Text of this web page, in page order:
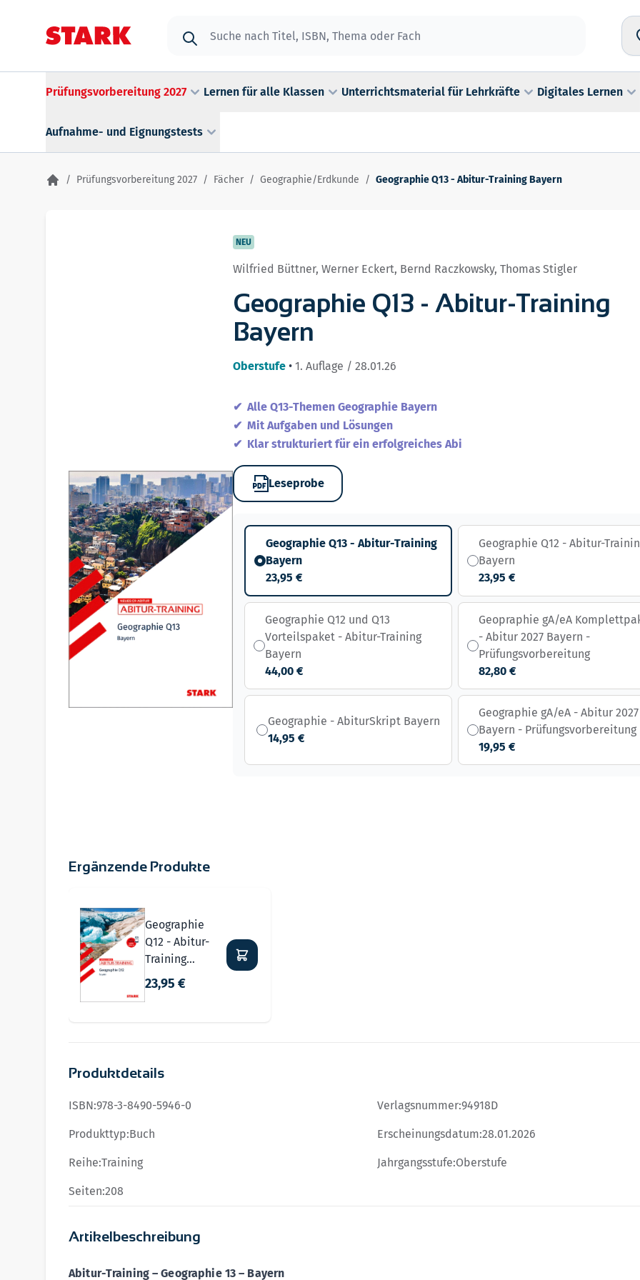
Prüfungsvorbereitung 2027 Lernen für alle Klassen Unterrichtsmaterial für Lehrkräfte Digitales Lernen
Aufnahme- und Eignungstests
/ Prüfungsvorbereitung 2027 / Fächer / Geographie/Erdkunde / Geographie Q13 - Abitur-Training Bayern
NEU
Wilfried Büttner, Werner Eckert, Bernd Raczkowsky, Thomas Stigler
Geographie Q13 - Abitur-Training
Bayern
Oberstufe •1. Auflage / 28.01.26
Alle Q13-Themen Geographie Bayern
Mit Aufgaben und Lösungen
Klar strukturiert für ein erfolgreiches Abi
Leseprobe
Geographie Q13 - Abitur-Training
Bayern
23,95 €
Geographie Q12 - Abitur-
Bayern
23,95 €
Geographie Q12 und Q13
Vorteilspaket - Abitur-Training
Bayern
44,00 €
Geopraphie gA/eA
- Abitur 2027 Bayern -
Prüfungsvorbereitung
82,80 €
Geographie - AbiturSkript Bayern
14,95 €
Geographie gA/eA - Abitur 2027
Bayern - Prüfungsvorbereitung
19,95 €
Ergänzende Produkte
Geographie
Q12 - Abitur-
Training
Bayern
23,95 €
Artikelbeschreibung
Abitur-Training – Geographie 13 – Bayern
Produktdetails
ISBN:978-3-8490-5946-0 Verlagsnummer:94918D
Produkttyp:Buch Erscheinungsdatum:28.01.2026
Reihe:Training Jahrgangsstufe:Oberstufe
Seiten:208